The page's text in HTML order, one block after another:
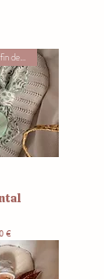
Attention fin de stock !
€